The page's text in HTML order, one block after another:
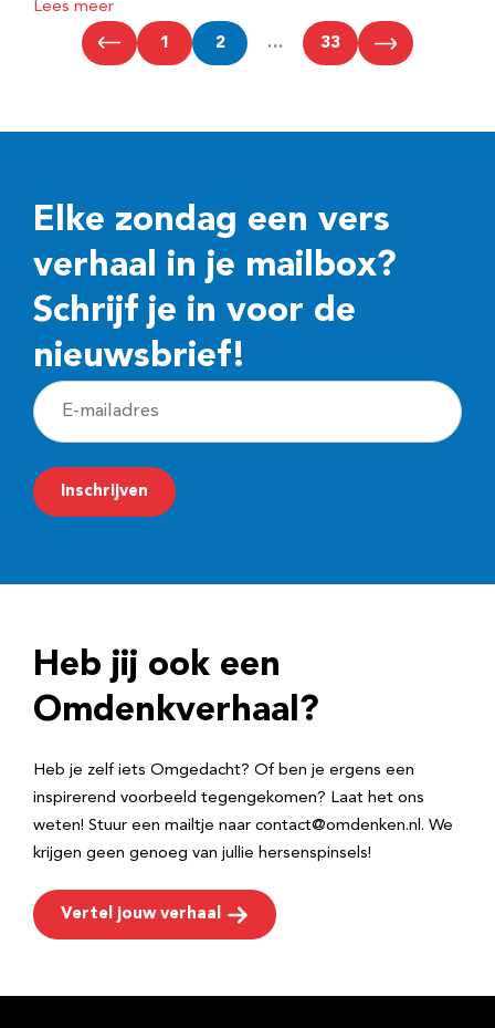
Lees meer
1 2 … 33
Elke zondag een vers
verhaal in je mailbox?
Schrijf je in voor de
nieuwsbrief!
E
-
m
a
r
e
Inschrijven
Heb jij ook een
Omdenkverhaal?
Heb je zelf iets Omgedacht? Of ben je ergens een
inspirerend voorbeeld tegengekomen? Laat het ons
weten! Stuur een mailtje naar contact@omdenken.nl. We
krijgen geen genoeg van jullie hersenspinsels!
Vertel jouw verhaal